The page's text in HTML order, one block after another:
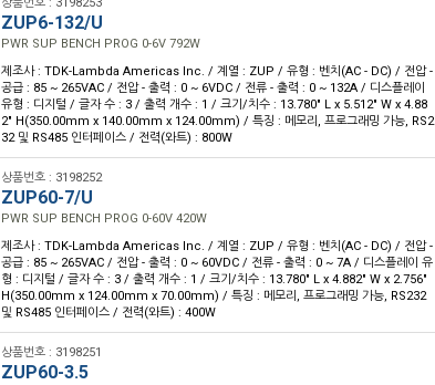
ZUP6-132/U
PWR SUP BENCH PROG 0-6V 792W
제조사 : TDK-Lambda Americas Inc. / 계열 : ZUP / 유형 : 벤치(AC - DC) / 전압 -
공급 : 85 ~ 265VAC / 전압 - 출력 : 0 ~ 6VDC / 전류 - 출력 : 0 ~ 132A / 디스플레이
유형 : 디지털 / 글자 수 : 3 / 출력 개수 : 1 / 크기/치수 : 13.780" L x 5.512" W x 4.88
2" H(350.00mm x 140.00mm x 124.00mm) / 특징 : 메모리, 프로그래밍 가능, RS2
32 및 RS485 인터페이스 / 전력(와트) : 800W
상품번호 : 3198252
ZUP60-7/U
PWR SUP BENCH PROG 0-60V 420W
제조사 : TDK-Lambda Americas Inc. / 계열 : ZUP / 유형 : 벤치(AC - DC) / 전압 -
공급 : 85 ~ 265VAC / 전압 - 출력 : 0 ~ 60VDC / 전류 - 출력 : 0 ~ 7A / 디스플레이 유
형 : 디지털 / 글자 수 : 3 / 출력 개수 : 1 / 크기/치수 : 13.780" L x 4.882" W x 2.756"
H(350.00mm x 124.00mm x 70.00mm) / 특징 : 메모리, 프로그래밍 가능, RS232
및 RS485 인터페이스 / 전력(와트) : 400W
상품번호 : 3198251
ZUP60-3.5